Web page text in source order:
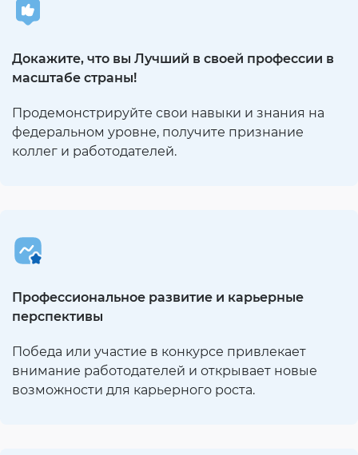
Докажите, что вы Лучший в своей профессии в
масштабе страны!
Продемонстрируйте свои навыки и знания на
федеральном уровне, получите признание
коллег и работодателей.
Профессиональное развитие и карьерные
перспективы
Победа или участие в конкурсе привлекает
внимание работодателей и открывает новые
возможности для карьерного роста.